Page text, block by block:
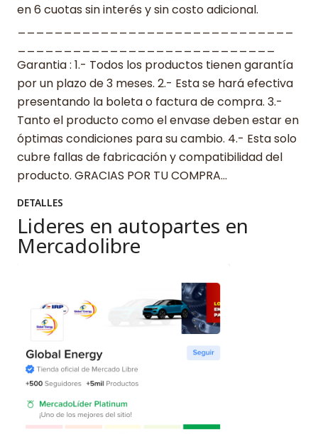
en 6 cuotas sin interés y sin costo adicional.
Garantia : 1.- Todos los productos tienen garantía
por un plazo de 3 meses. 2.- Esta se hará efectiva
presentando la boleta o factura de compra. 3.-
Tanto el producto como el envase deben estar en
óptimas condiciones para su cambio. 4.- Esta solo
cubre fallas de fabricación y compatibilidad del
producto. GRACIAS POR TU COMPRA…
DETALLES
Lideres en autopartes en
Mercadolibre